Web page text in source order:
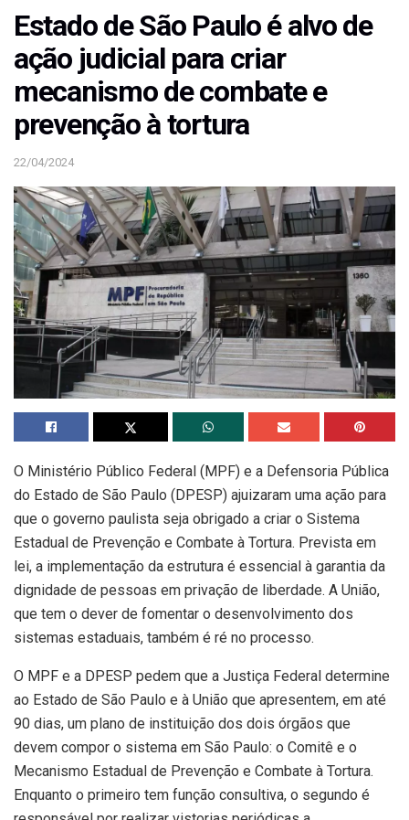
Estado de São Paulo é alvo de
ação judicial para criar
mecanismo de combate e
prevenção à tortura
22/04/2024
O Ministério Público Federal (MPF) e a Defensoria Pública
do Estado de São Paulo (DPESP) ajuizaram uma ação para
que o governo paulista seja obrigado a criar o Sistema
Estadual de Prevenção e Combate à Tortura. Prevista em
lei, a implementação da estrutura é essencial à garantia da
dignidade de pessoas em privação de liberdade. A União,
que tem o dever de fomentar o desenvolvimento dos
sistemas estaduais, também é ré no processo.
O MPF e a DPESP pedem que a Justiça Federal determine
ao Estado de São Paulo e à União que apresentem, em até
90 dias, um plano de instituição dos dois órgãos que
devem compor o sistema em São Paulo: o Comitê e o
Mecanismo Estadual de Prevenção e Combate à Tortura.
Enquanto o primeiro tem função consultiva, o segundo é